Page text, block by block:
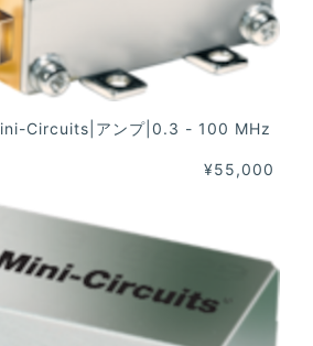
Circuits|アンプ|0.3 - 100 MHz
¥55,000